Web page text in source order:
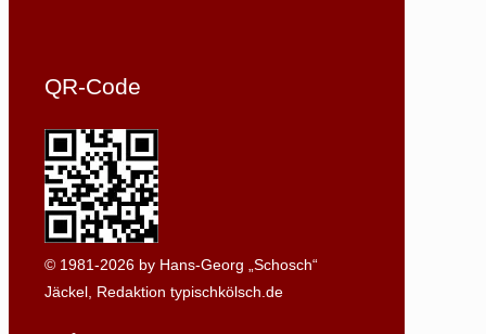
QR-Code
© 1981-2026 by Hans-Georg „Schosch“
Jäckel, Redaktion typischkölsch.de